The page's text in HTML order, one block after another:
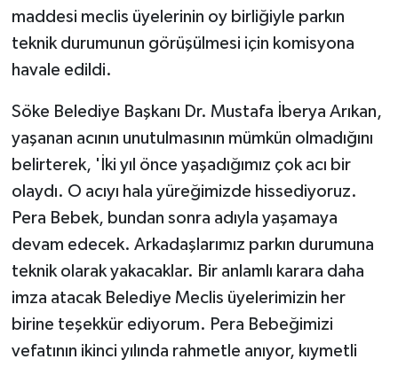
maddesi meclis üyelerinin oy birliğiyle parkın
teknik durumunun görüşülmesi için komisyona
havale edildi.
Söke Belediye Başkanı Dr. Mustafa İberya Arıkan,
yaşanan acının unutulmasının mümkün olmadığını
belirterek, 'İki yıl önce yaşadığımız çok acı bir
olaydı. O acıyı hala yüreğimizde hissediyoruz.
Pera Bebek, bundan sonra adıyla yaşamaya
devam edecek. Arkadaşlarımız parkın durumuna
teknik olarak yakacaklar. Bir anlamlı karara daha
imza atacak Belediye Meclis üyelerimizin her
birine teşekkür ediyorum. Pera Bebeğimizi
vefatının ikinci yılında rahmetle anıyor, kıymetli
YEREL
Yerel Haberler